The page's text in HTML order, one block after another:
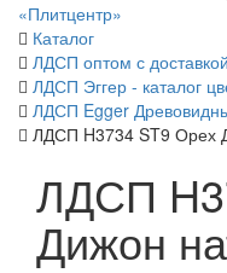
«Плитцентр»
Каталог
ЛДСП оптом с
ЛДСП Эггер - каталог
ЛДСП Egger
ЛДСП H3734 ST9 Орех
ЛДСП
Дижон